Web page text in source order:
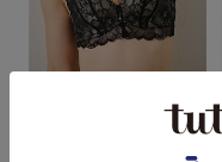
【WEB限定色追加】
[特盛ブラ]チュチュア